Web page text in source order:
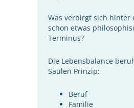
Was verbirgt sich hinter
schon etwas
Terminus?
Die Lebensbalance
Säulen Prinzip:
Beruf
Familie